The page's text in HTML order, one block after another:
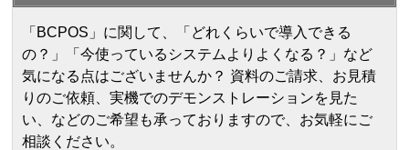
「BCPOS」に関して、「どれくらいで導入できる
の？」「今使っているシステムよりよくなる？」など
気になる点はございませんか？ 資料のご請求、お見積
りのご依頼、実機でのデモンストレーションを見た
い、などのご希望も承っておりますので、お気軽にご
相談ください。